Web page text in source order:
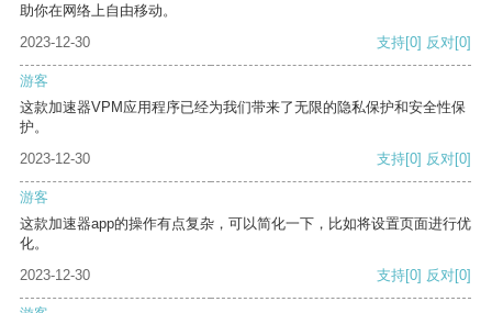
助你在网络上自由移动。
2023-12-30
支持[0] 反对[0]
游客
这款加速器VPM应用程序已经为我们带来了无限的隐私保护和安全性保
护。
2023-12-30
支持[0] 反对[0]
游客
这款加速器app的操作有点复杂，可以简化一下，比如将设置页面进行优
化。
2023-12-30
支持[0] 反对[0]